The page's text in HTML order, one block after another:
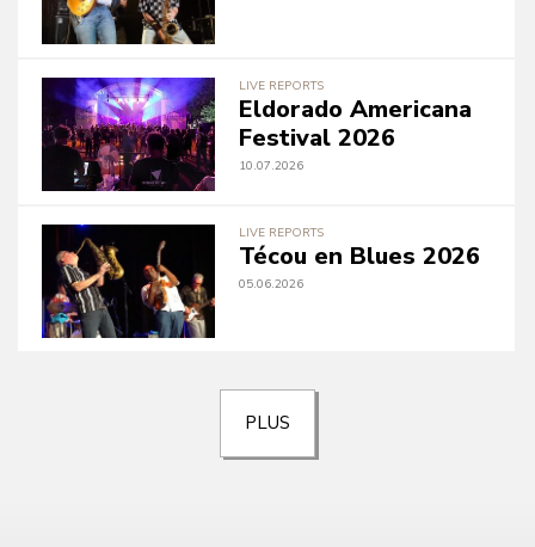
LIVE REPORTS
Eldorado Americana
Festival 2026
10.07.2026
LIVE REPORTS
Técou en Blues 2026
05.06.2026
PLUS